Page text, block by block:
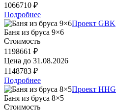
1066710 ₽
Подробнее
Проект GBK
Баня из бруса 9×6
Стоимость
1198661 ₽
Цена до 31.08.2026
1148783 ₽
Подробнее
Проект HHG
Баня из бруса 8×5
Стоимость